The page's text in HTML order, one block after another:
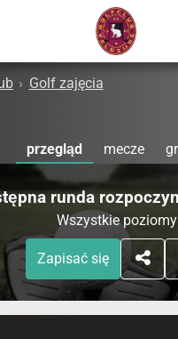
› Golf zajęcia
przegląd mecze
runda
Wszystkie poziomy
Zapisać się